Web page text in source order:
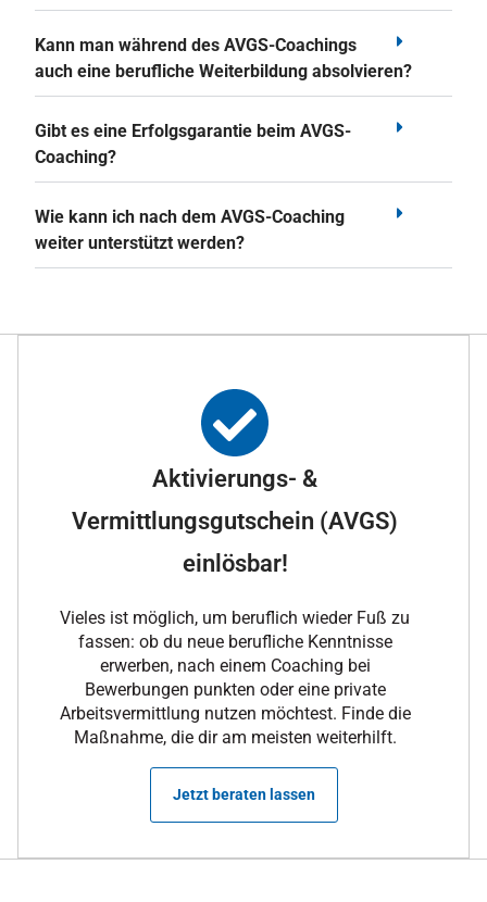
Kann man während des AVGS-Coachings
auch eine berufliche Weiterbildung absolvieren?
Gibt es eine Erfolgsgarantie beim AVGS-
Coaching?
Wie kann ich nach dem AVGS-Coaching
weiter unterstützt werden?
Aktivierungs- &
Vermittlungsgutschein (AVGS)
einlösbar!
Vieles ist möglich, um beruflich wieder Fuß zu
fassen: ob du neue berufliche Kenntnisse
erwerben, nach einem Coaching bei
Bewerbungen punkten oder eine private
Arbeitsvermittlung nutzen möchtest. Finde die
Maßnahme, die dir am meisten weiterhilft.
Jetzt beraten lassen